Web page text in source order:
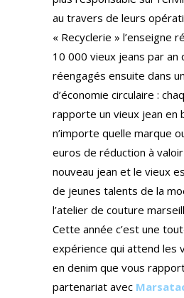
au travers de leurs
« Recyclerie » l’enseigne
10 000 vieux jeans par an
réengagés ensuite dans
d’économie circulaire :
rapporte un vieux jean en
n’importe quelle marque
euros de réduction à valoir
nouveau jean et le vieux
de jeunes talents de la
l’atelier de couture
Cette année c’est une
expérience qui attend les
en denim que vous
partenariat avec